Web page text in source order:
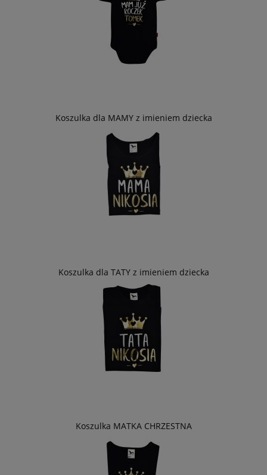
Koszulka dla MAMY z imieniem dziecka
Koszulka dla TATY z imieniem dziecka
Koszulka MATKA CHRZESTNA